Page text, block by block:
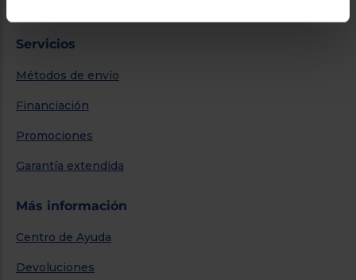
Servicios
Métodos de envío
Financiación
Promociones
Garantía extendida
Más información
Centro de Ayuda
Devoluciones